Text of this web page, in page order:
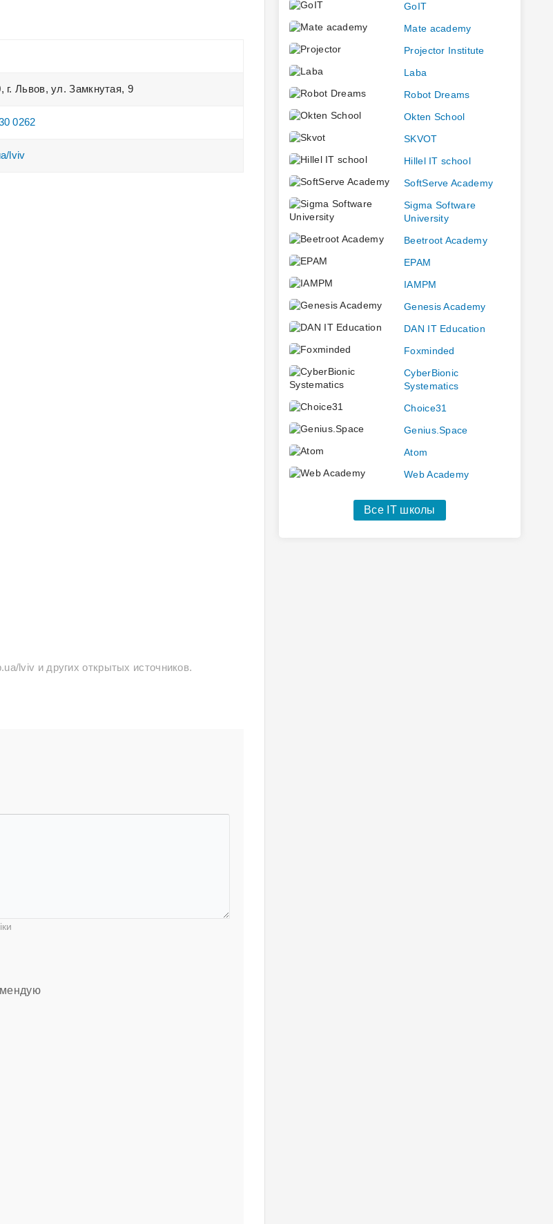
г. Львов, ул. Замкнутая, 9
0262
lviv
lviv и других открытых источников.
GoIT
Mate academy
Projector Institute
Laba
Robot Dreams
Okten School
SKVOT
Hillel IT school
SoftServe Academy
Sigma Software
University
Beetroot Academy
EPAM
IAMPM
Genesis Academy
DAN IT Education
Foxminded
CyberBionic
Systematics
Choice31
Genius.Space
Atom
Web Academy
Все IT школы